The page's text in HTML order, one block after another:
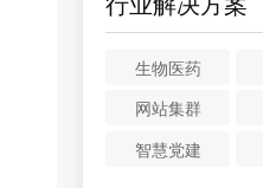
生物医药
网站集群
智慧党建